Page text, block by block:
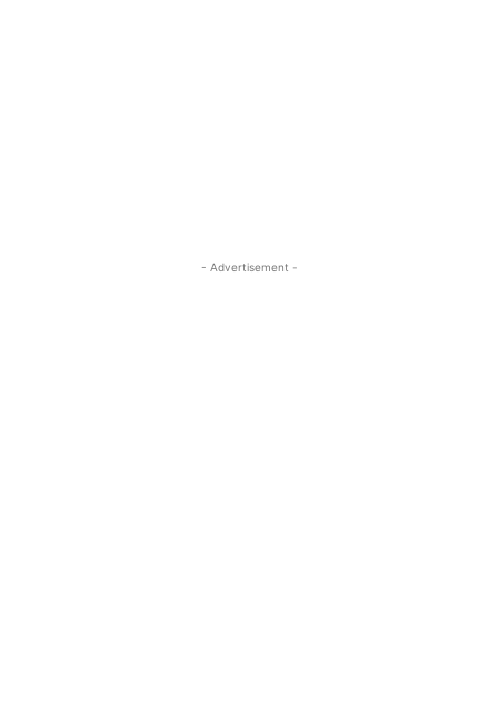
- Advertisement -